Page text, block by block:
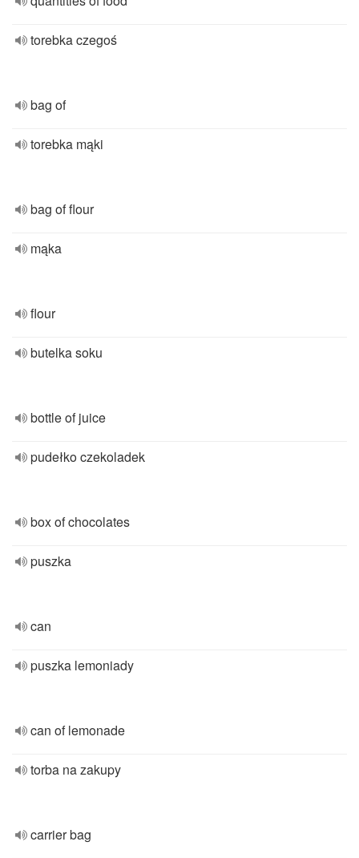
torebka czegoś
bag of
torebka mąki
bag of flour
mąka
flour
butelka soku
bottle of juice
pudełko czekoladek
box of chocolates
puszka
can
puszka lemoniady
can of lemonade
torba na zakupy
carrier bag